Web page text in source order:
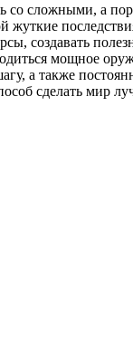
со сложными, а
жуткие
создавать
мощное
а также
сделать мир